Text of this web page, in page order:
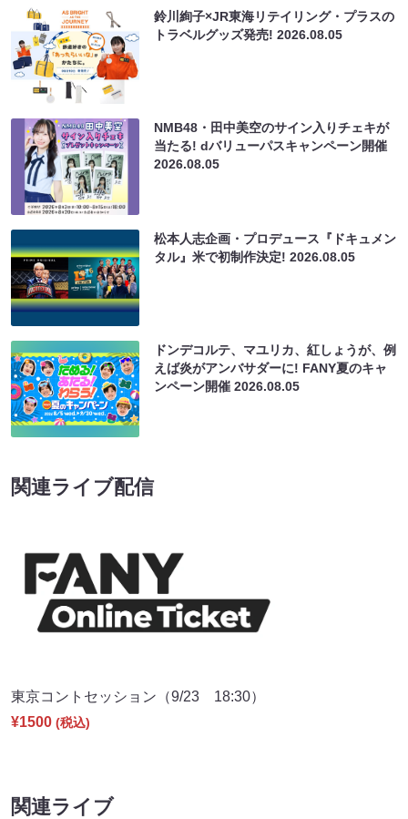
鈴川絢子×JR東海リテイリング・プラスの
トラベルグッズ発売!2026.08.05
NMB48・田中美空のサイン入りチェキが
当たる! dバリューパスキャンペーン開催
2026.08.05
松本人志企画・プロデュース『ドキュメン
タル』米で初制作決定!2026.08.05
ドンデコルテ、マユリカ、紅しょうが、例
えば炎がアンバサダーに! FANY夏のキャ
ンペーン開催2026.08.05
関連ライブ配信
東京コントセッション（9/23 18:30）
¥1500 (税込)
関連ライブ